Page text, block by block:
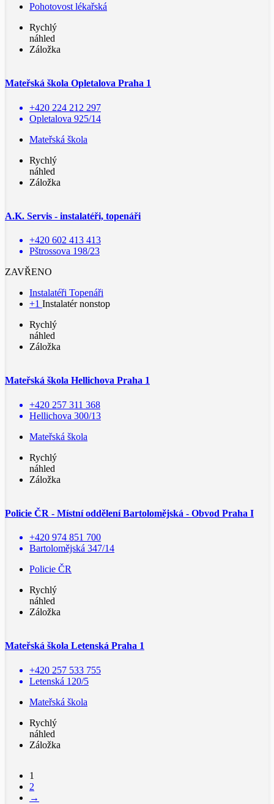
Pohotovost lékařská
Rychlý
náhled
Záložka
Mateřská škola Opletalova Praha 1
+420 224 212 297
Opletalova 925/14
Mateřská škola
Rychlý
náhled
Záložka
A.K. Servis - instalatéři, topenáři
+420 602 413 413
Pštrossova 198/23
ZAVŘENO
Instalatéři Topenáři
+1 Instalatér nonstop
Rychlý
náhled
Záložka
Mateřská škola Hellichova Praha 1
+420 257 311 368
Hellichova 300/13
Mateřská škola
Rychlý
náhled
Záložka
Policie ČR - Místní oddělení Bartolomějská - Obvod Praha I
+420 974 851 700
Bartolomějská 347/14
Policie ČR
Rychlý
náhled
Záložka
Mateřská škola Letenská Praha 1
+420 257 533 755
Letenská 120/5
Mateřská škola
Rychlý
náhled
Záložka
1
2
→